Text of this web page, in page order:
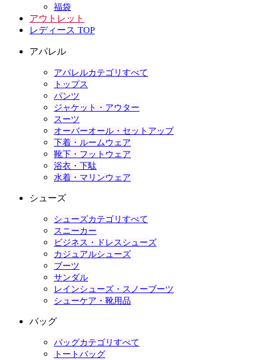
福袋
アウトレット
レディース TOP
アパレル
アパレルカテゴリすべて
トップス
パンツ
ジャケット・アウター
スーツ
オーバーオール・セットアップ
下着・ルームウェア
靴下・フットウェア
浴衣・下駄
水着・マリンウェア
シューズ
シューズカテゴリすべて
スニーカー
ビジネス・ドレスシューズ
カジュアルシューズ
ブーツ
サンダル
レインシューズ・スノーブーツ
シューケア・靴用品
バッグ
バッグカテゴリすべて
トートバッグ